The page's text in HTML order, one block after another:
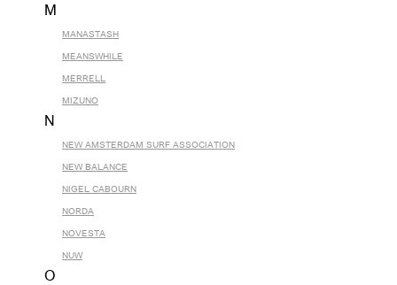
M
MANASTASH
MEANSWHILE
MERRELL
MIZUNO
N
NEW AMSTERDAM SURF ASSOCIATION
NEW BALANCE
NIGEL CABOURN
NORDA
NOVESTA
NUW
O